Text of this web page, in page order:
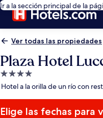
Ir a la sección principal de la
Ver todas las propiedades
Plaza Hotel
Propiedad
de
estrellas
Hotel a la orilla de un río con
Elige las fechas para